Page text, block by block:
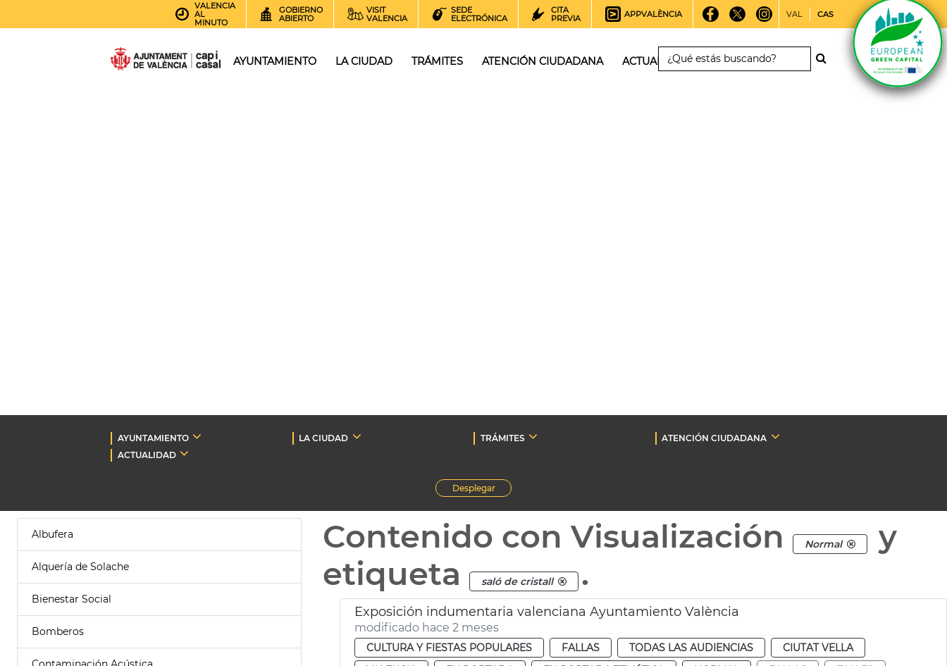
VALENCIA
AL
MINUTO
GOBIERNO
ABIERTO
VISIT
VALENCIA
SEDE
ELECTRÓNICA
CITA
PREVIA
APPVALÈNCIA VAL CAS
AYUNTAMIENTO LA CIUDAD TRÁMITES ATENCIÓN CIUDADANA ACTUALIDAD
AYUNTAMIENTO LA CIUDAD TRÁMITES
ATENCIÓN CIUDADANA
ACTUALIDAD
Desplegar
Albufera
Alquería de Solache
Bienestar Social
Bomberos
Contenido con Visualización Normal
y
etiqueta
saló de cristall .
Exposición indumentaria valenciana Ayuntamiento València
modificado hace 2 meses
CULTURA Y FIESTAS POPULARES FALLAS TODAS LAS AUDIENCIAS
CIUTAT VELLA